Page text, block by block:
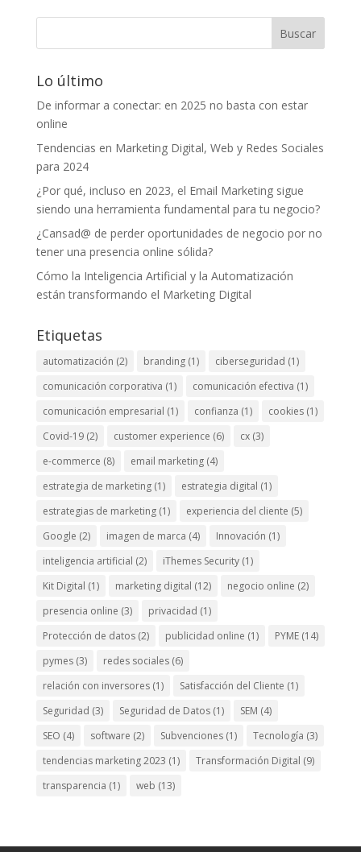
Lo último
De informar a conectar: en 2025 no basta con estar
online
Tendencias en Marketing Digital, Web y Redes Sociales
para 2024
¿Por qué, incluso en 2023, el Email Marketing sigue
siendo una herramienta fundamental para tu negocio?
¿Cansad@ de perder oportunidades de negocio por no
tener una presencia online sólida?
Cómo la Inteligencia Artificial y la Automatización
están transformando el Marketing Digital
Etiquetas
automatización (2) branding(1) ciberseguridad (1)
comunicación corporativa (1) comunicación efectiva (1)
comunicación empresarial (1) confianza (1) cookies(1)
Covid-19(2) customer experience (6) cx(3)
e-commerce (8) email marketing(4)
estrategia de marketing(1) estrategia digital (1)
estrategias de marketing(1) experiencia del cliente (5)
Google (2) imagen de marca (4) Innovación (1)
inteligencia artificial (2) iThemes Security(1)
Kit Digital (1) marketing digital (12) negocio online (2)
presencia online (3) privacidad (1)
Protección de datos(2) publicidad online (1) PYME(14)
pymes(3) redes sociales(6)
relación con inversores(1) Satisfacción del Cliente (1)
Seguridad (3) Seguridad de Datos(1) SEM (4)
SEO (4) software (2) Subvenciones(1) Tecnología (3)
tendencias marketing 2023 (1) Transformación Digital (9)
transparencia (1) web (13)